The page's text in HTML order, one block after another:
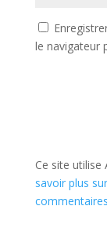
le navigateur
Ce site utilise
savoir plus